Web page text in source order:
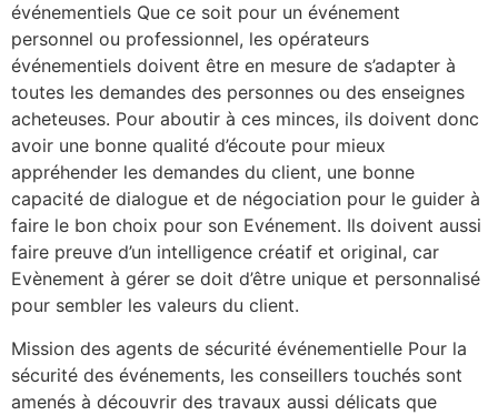
événementiels Que ce soit pour un événement
personnel ou professionnel, les opérateurs
événementiels doivent être en mesure de s’adapter à
toutes les demandes des personnes ou des enseignes
acheteuses. Pour aboutir à ces minces, ils doivent donc
avoir une bonne qualité d’écoute pour mieux
appréhender les demandes du client, une bonne
capacité de dialogue et de négociation pour le guider à
faire le bon choix pour son Evénement. Ils doivent aussi
faire preuve d’un intelligence créatif et original, car
Evènement à gérer se doit d’être unique et personnalisé
pour sembler les valeurs du client.
Mission des agents de sécurité événementielle Pour la
sécurité des événements, les conseillers touchés sont
amenés à découvrir des travaux aussi délicats que